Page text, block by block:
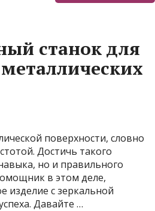
станок для
поверхности, словно
Достичь такого
но и правильного
в этом деле,
изделие с зеркальной
Давайте …